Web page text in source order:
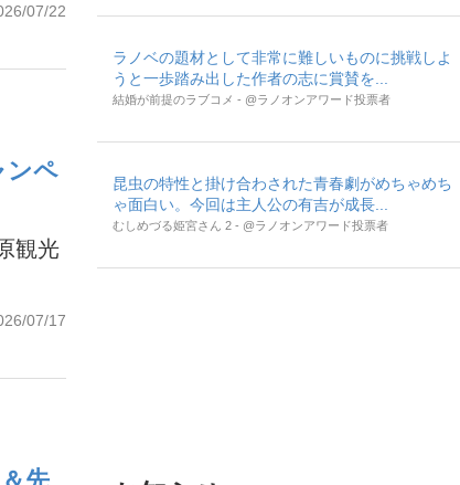
07/22
ンペ
観光
07/17
ラノベの題材として非常に難しいものに挑戦しよ
うと一歩踏み出した作者の志に賞賛を...
結婚が前提のラブコメ - @ラノオンアワード投票者
昆虫の特性と掛け合わされた青春劇がめちゃめち
ゃ面白い。今回は主人公の有吉が成長...
むしめづる姫宮さん 2 - @ラノオンアワード投票者